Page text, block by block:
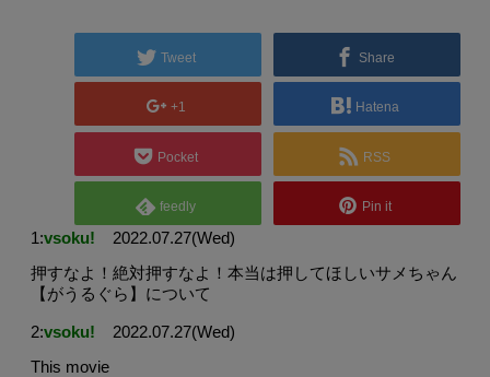
Tweet Share
+1 Hatena
Pocket RSS
feedly Pin it
1:vsoku!
2022.07.27(Wed)
押すなよ！絶対押すなよ！本当は押してほしいサメちゃん
【がうるぐら】について
2:vsoku!
2022.07.27(Wed)
This movie